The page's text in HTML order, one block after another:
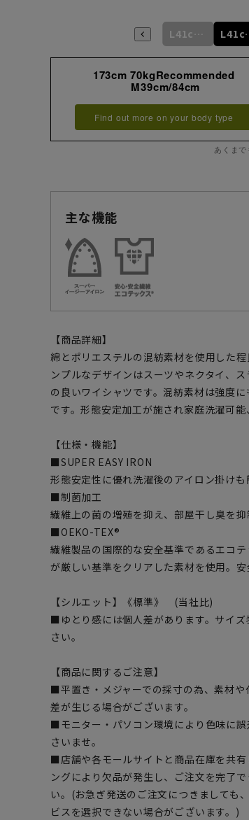
L41cm/84cm L41cm/86cm
173cm 70kgRecommended
M39cm/84cm
Find out more on your body type
あくま
主な機能
【商品詳細】
綿とポリエステルの混紡素材を使用した
ンプルなデザインはスーツやネクタイ、
の良いワイシャツです。混紡素材は強度
です。形態安定加工が施され家庭洗濯可
【仕様・機能】
■SUPER EASY IRON
形態安定性に優れ洗濯後のアイロン掛けも
■制菌加工
繊維上の菌の増殖を抑え、部屋干し臭を抑
■OEKO-TEX®
繊維製品の国際的な安全基準であるエコ
が厳しい基準をクリアした素材を使用。
【シルエット】《標準》 (当社比)
■ゆとり感には個人差があります。サイ
さい。
【商品に関するご注意】
■平置き・メジャーでの採寸の為、素材
差が生じる場合がございます。
■モニター・パソコン環境により色味に
さいませ。
■店舗や各モールサイトと商品在庫を共
ングにより欠品が発生し、ご注文を完了
い。(お急ぎ発送のご注文につきましても
ビスを選択できない場合がございます。)